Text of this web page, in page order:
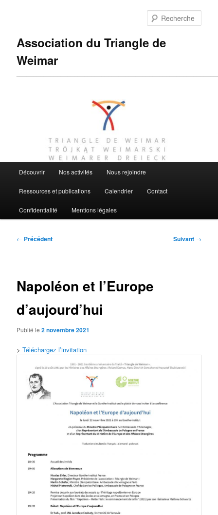
Association du Triangle de
Weimar
principal
Découvrir Nos activités Nous rejoindre
Ressources et publications Calendrier Contact
Confidentialité Mentions légales
Navigation
← Précédent Suivant →
Napoléon et l’Europe
d’aujourd’hui
Publié le2 novembre 2021
>Téléchargez l’invitation